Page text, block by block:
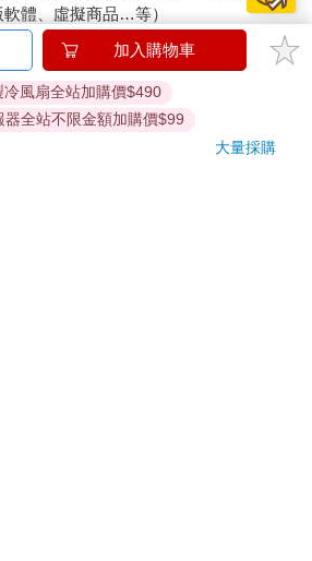
體、虛擬商品…等）
生用品。（如：內衣褲、刮鬍刀、除毛
均享有到貨7天的猶豫期（含例假
（組合商品恕無法接受單獨退貨）必須
加入購物車
風扇全站加購價$490
全站不限金額加購價$99
大量採購